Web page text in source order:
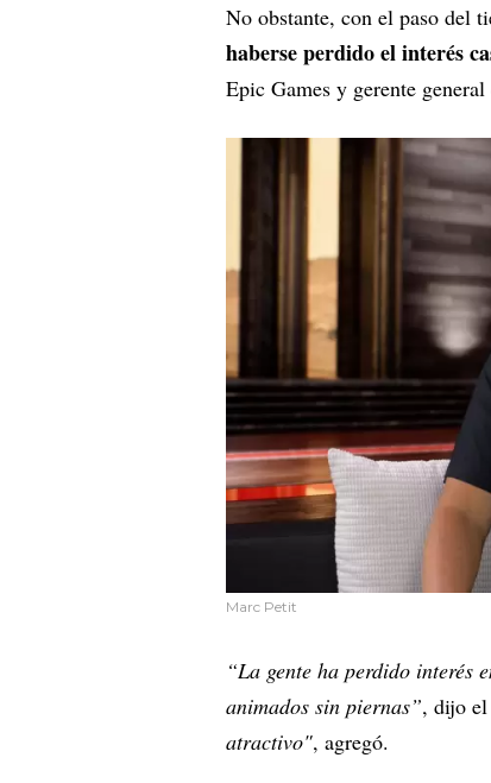
No obstante, con el paso del
haberse perdido el interés
Epic Games y gerente
Marc Petit
“La gente ha perdido interés
animados sin piernas”, dijo
atractivo", agregó.